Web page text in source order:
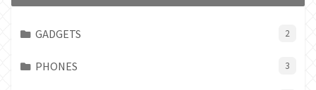
GADGETS 2
PHONES 3